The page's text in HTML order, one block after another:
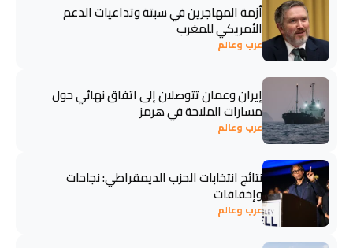
أزمة المهاجرين في سبتة وتداعيات الدعم
الأمريكي للمغرب
عرب وعالم
إيران وعمان تتوصلان إلى اتفاق نهائي حول
مسارات الملاحة في هرمز
عرب وعالم
نتائج انتخابات الحزب الديمقراطي: نجاحات
وإخفاقات
عرب وعالم